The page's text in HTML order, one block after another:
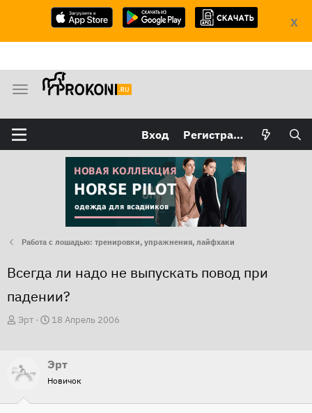
X
М
н
ю
Вход Регистрация
Работа с лошадью: тренировки, упражнения, лайфхаки
Всегда ли надо не выпускать повод при
падении?
А
о
т
Эрт
Д
а
н
а
18 Апрель 2006
Эрт
Новичок